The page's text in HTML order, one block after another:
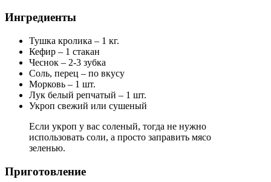
Ингредиенты
Тушка кролика – 1 кг.
Кефир – 1 стакан
Чеснок – 2-3 зубка
Соль, перец – по вкусу
Морковь – 1 шт.
Лук белый репчатый – 1 шт.
Укроп свежий или сушеный
Если укроп у вас соленый, тогда не нужно
использовать соли, а просто заправить мясо
зеленью.
Приготовление